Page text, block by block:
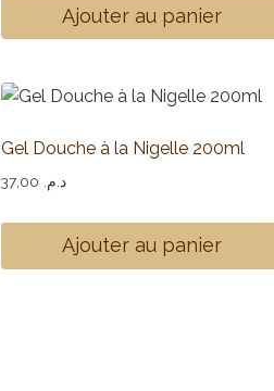
Ajouter au panier
Gel Douche à la Nigelle 200ml
د.م.
Ajouter au panier